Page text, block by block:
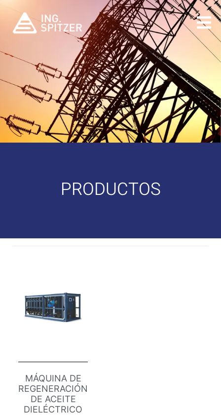
PRODUCTOS
MÁQUINA DE
REGENERACIÓN
DE ACEITE
DIELÉCTRICO